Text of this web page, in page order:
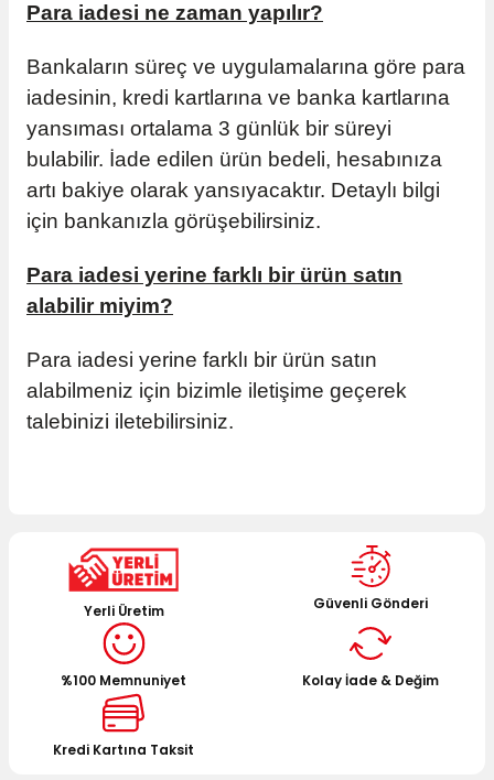
Para iadesi ne zaman yapılır?
Bankaların süreç ve uygulamalarına göre para
iadesinin, kredi kartlarına ve banka kartlarına
yansıması ortalama 3 günlük bir süreyi
bulabilir. İade edilen ürün bedeli, hesabınıza
artı bakiye olarak yansıyacaktır. Detaylı bilgi
için bankanızla görüşebilirsiniz.
Para iadesi yerine farklı bir ürün satın
alabilir miyim?
Para iadesi yerine farklı bir ürün satın
alabilmeniz için bizimle iletişime geçerek
talebinizi iletebilirsiniz.
Yerli Üretim Güvenli Gönderi
%100 Memnuniyet Kolay İade & Değim
Kredi Kartına Taksit